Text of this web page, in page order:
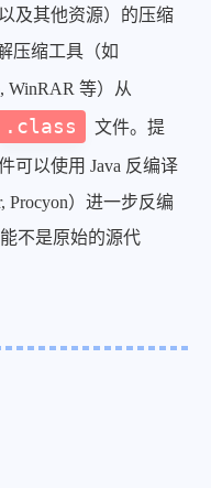
及其他资源）的压缩
压缩工具（如
WinRAR 等）从
.class 文件。提
可以使用 Java 反编译
Procyon）进一步反编
不是原始的源代